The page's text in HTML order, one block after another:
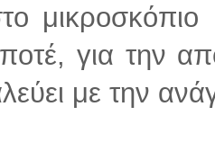
για την
με την